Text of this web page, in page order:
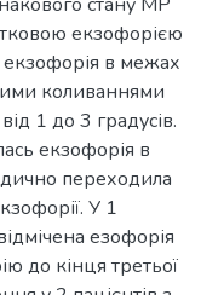
екзофорією
екзофорія в межах
коливаннями
1 до 3 градусів.
екзофорія в
переходила
У 1
езофорія
до кінця третьої